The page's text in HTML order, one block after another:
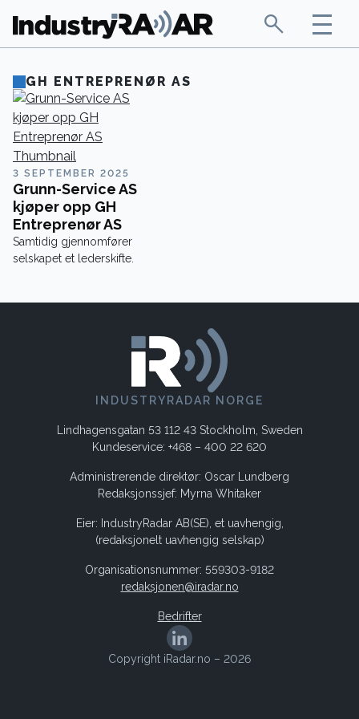
GH ENTREPRENØR AS
3 SEPTEMBER 2025
Grunn-Service AS
kjøper opp GH
Entreprenør AS
Samtidig gjennomfører
selskapet et lederskifte.
INDUSTRYRADAR NORGE
Lindhagensgatan 53 112 43 Stockholm, Sweden
Kundeservice: +468 – 400 22 620
Administrerende direktør: Oscar Lundberg
Redaksjonssjef: Myrna Whitaker
Eier: IndustryRadar AB(SE), et uavhengig,
(redaksjonelt uavhengig selskap)
Organisationsnummer: 559303-9182
redaksjonen@iradar.no
Bedrifter
Copyright iRadar.no – 2026